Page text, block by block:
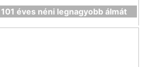
éves néni legnagyobb álmát